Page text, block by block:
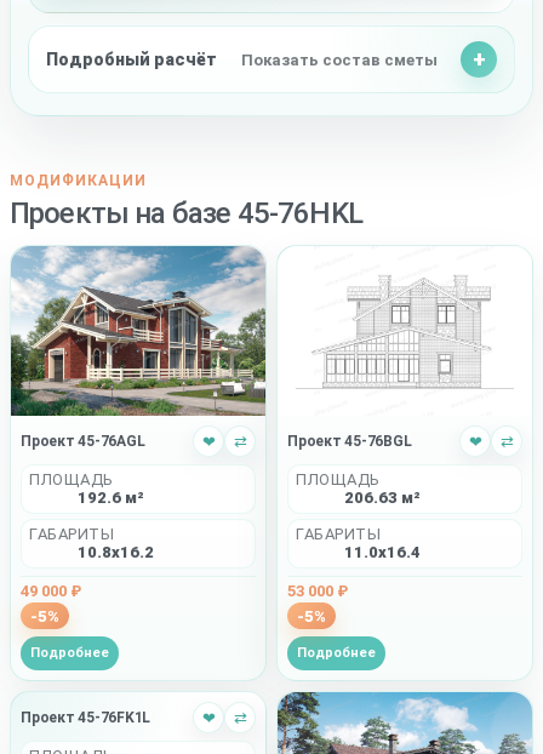
Подробный расчёт Показать состав сметы
МОДИФИКАЦИИ
Проекты на базе 45-76HKL
Проект 45-76AGL ❤ ⇄
ПЛОЩАДЬ
192.6 м²
ГАБАРИТЫ
10.8x16.2
49 000 ₽
-5%
Подробнее
Проект 45-76BGL ❤ ⇄
ПЛОЩАДЬ
206.63 м²
ГАБАРИТЫ
11.0x16.4
53 000 ₽
-5%
Подробнее
Проект 45-76FK1L ❤ ⇄